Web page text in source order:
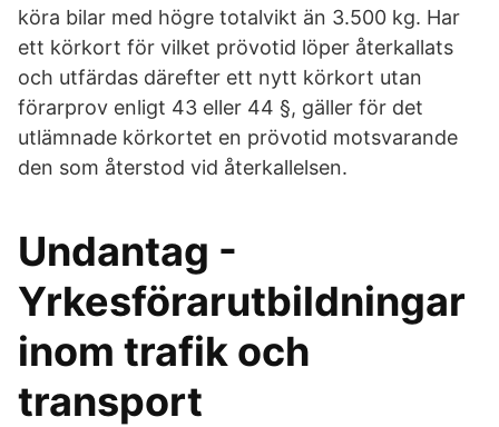
köra bilar med högre totalvikt än 3.500 kg. Har
ett körkort för vilket prövotid löper återkallats
och utfärdas därefter ett nytt körkort utan
förarprov enligt 43 eller 44 §, gäller för det
utlämnade körkortet en prövotid motsvarande
den som återstod vid återkallelsen.
Undantag -
Yrkesförarutbildningar
inom trafik och
transport